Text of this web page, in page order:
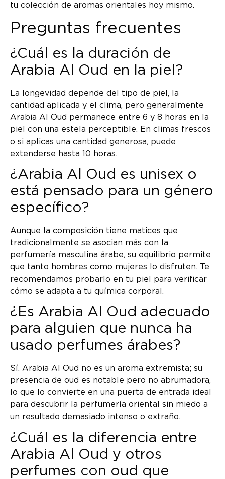
tu colección de aromas orientales hoy mismo.
Preguntas frecuentes
¿Cuál es la duración de
Arabia Al Oud en la piel?
La longevidad depende del tipo de piel, la
cantidad aplicada y el clima, pero generalmente
Arabia Al Oud permanece entre 6 y 8 horas en la
piel con una estela perceptible. En climas frescos
o si aplicas una cantidad generosa, puede
extenderse hasta 10 horas.
¿Arabia Al Oud es unisex o
está pensado para un género
específico?
Aunque la composición tiene matices que
tradicionalmente se asocian más con la
perfumería masculina árabe, su equilibrio permite
que tanto hombres como mujeres lo disfruten. Te
recomendamos probarlo en tu piel para verificar
cómo se adapta a tu química corporal.
¿Es Arabia Al Oud adecuado
para alguien que nunca ha
usado perfumes árabes?
Sí. Arabia Al Oud no es un aroma extremista; su
presencia de oud es notable pero no abrumadora,
lo que lo convierte en una puerta de entrada ideal
para descubrir la perfumería oriental sin miedo a
un resultado demasiado intenso o extraño.
¿Cuál es la diferencia entre
Arabia Al Oud y otros
perfumes con oud que